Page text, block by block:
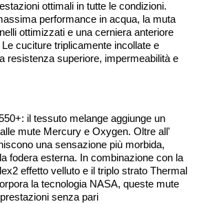
ottimali in tutte le condizioni.
performance in acqua, la muta
ottimizzati e una cerniera anteriore
cuciture triplicamente incollate e
resistenza superiore, impermeabilità e
il tessuto melange aggiunge un
mute Mercury e Oxygen. Oltre all'
una sensazione più morbida,
fodera esterna. In combinazione con la
effetto velluto e il triplo strato Thermal
la tecnologia NASA, queste mute
senza pari